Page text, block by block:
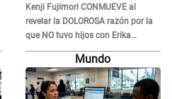
Kenji Fujimori CONMUEVE al
revelar la DOLOROSA razón por la
que NO tuvo hijos con Erika
Muñoz: "Por el proceso judicial..."
Mundo